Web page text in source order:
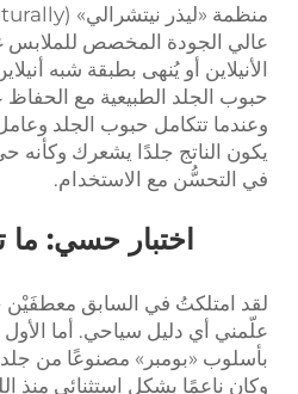
عالي الجودة المخصص للملابس
الأنيلاين أو يُنهى بطبقة شبه
حبوب الجلد الطبيعية مع
وعندما تتكامل حبوب الجلد
يكون الناتج جلدًا يشعرك وكأنه
في التحسُّن مع الاستخدام.
اختبار حسي: ما
لقد امتلكتُ في السابق معطفَيْن
علّمني أي دليل سياحي. أما
بأسلوب «بومبر» مصنوعًا من
وكان ناعمًا بشكلٍ استثنائي منذ